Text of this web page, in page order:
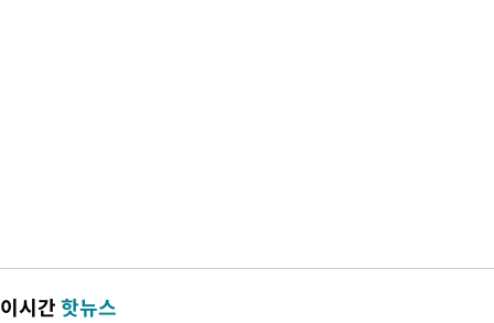
이시간핫뉴스